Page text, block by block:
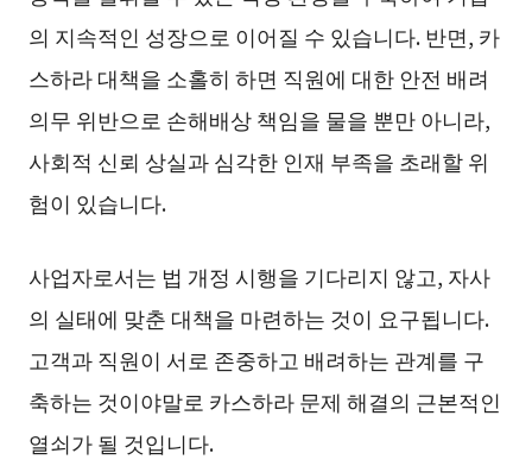
의 지속적인 성장으로 이어질 수 있습니다. 반면, 카
스하라 대책을 소홀히 하면 직원에 대한 안전 배려
의무 위반으로 손해배상 책임을 물을 뿐만 아니라,
사회적 신뢰 상실과 심각한 인재 부족을 초래할 위
험이 있습니다.
사업자로서는 법 개정 시행을 기다리지 않고, 자사
의 실태에 맞춘 대책을 마련하는 것이 요구됩니다.
고객과 직원이 서로 존중하고 배려하는 관계를 구
축하는 것이야말로 카스하라 문제 해결의 근본적인
열쇠가 될 것입니다.